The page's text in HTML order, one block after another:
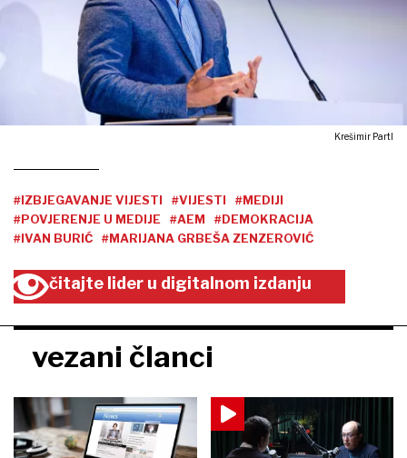
Krešimir Partl
#IZBJEGAVANJE VIJESTI #VIJESTI
#MEDIJI
#POVJERENJE U MEDIJE
#AEM
#DEMOKRACIJA
#IVAN BURIĆ
#MARIJANA GRBEŠA ZENZEROVIĆ
čitajte lider u digitalnom izdanju
vezani članci